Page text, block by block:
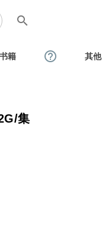
search
书籍 help_outline 其他
集